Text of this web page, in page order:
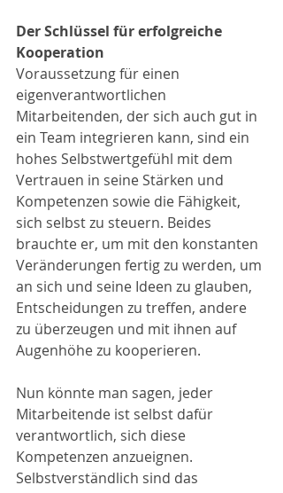
Der Schlüssel für erfolgreiche
Kooperation
Voraussetzung für einen
eigenverantwortlichen
Mitarbeitenden, der sich auch gut in
ein Team integrieren kann, sind ein
hohes Selbstwertgefühl mit dem
Vertrauen in seine Stärken und
Kompetenzen sowie die Fähigkeit,
sich selbst zu steuern. Beides
brauchte er, um mit den konstanten
Veränderungen fertig zu werden, um
an sich und seine Ideen zu glauben,
Entscheidungen zu treffen, andere
zu überzeugen und mit ihnen auf
Augenhöhe zu kooperieren.
Nun könnte man sagen, jeder
Mitarbeitende ist selbst dafür
verantwortlich, sich diese
Kompetenzen anzueignen.
Selbstverständlich sind das